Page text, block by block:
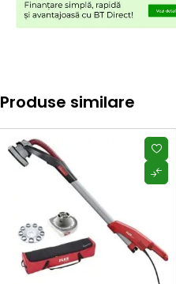
Produse similare